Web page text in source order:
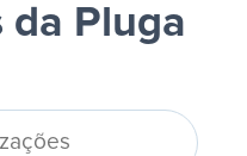
da Pluga